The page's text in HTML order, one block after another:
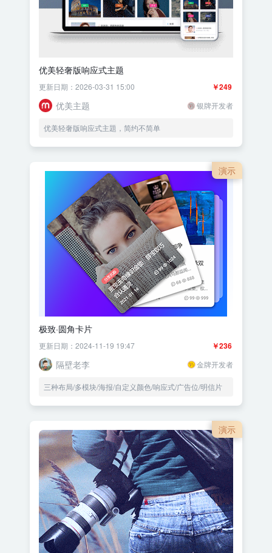
优美轻奢版响应式主题
￥249
更新日期：2026-03-31 15:00
优美主题 银牌开发者
优美轻奢版响应式主題，简约不简单
演示
极致·圆角卡片
￥236
更新日期：2024-11-19 19:47
隔壁老李 金牌开发者
三种布局/多模块/海报/自定义颜色/响应式/广告位/明信片
演示